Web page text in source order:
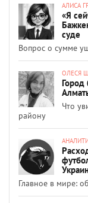
АЛИСА
«Я
суде
Вопрос о сумме
ОЛЕСЯ
Город
Что
району
Главное в мире: